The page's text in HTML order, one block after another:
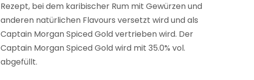
Rezept, bei dem karibischer Rum mit Gewürzen und
anderen natürlichen Flavours versetzt wird und als
Captain Morgan Spiced Gold vertrieben wird. Der
Captain Morgan Spiced Gold wird mit 35.0% vol.
abgefüllt.